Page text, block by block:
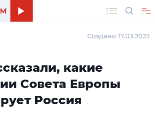
Создано 17.03.2022
какие
Совета Европы
Россия